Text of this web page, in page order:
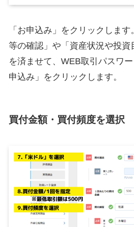
「お申込み」をクリックしま
等の確認」や「資産状況や投資
を済ませて、WEB取引パスワ
申込み」をクリックします。
買付金額・買付頻度を選択